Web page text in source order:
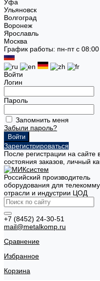
Уфа
Ульяновск
Волгоград
Воронеж
Ярославль
Москва
График работы: пн-пт с
Войти
Логин
Пароль
Запомнить меня
Забыли пароль?
Зарегистрироваться
После регистрации на сайте
состояния заказов, личный
Российский производитель
оборудования для
отрасли и индустрии ЦОД
+7 (8452) 24-30-51
mail@metalkomp.ru
Сравнение
Избранное
Корзина